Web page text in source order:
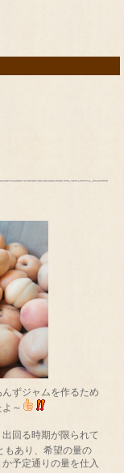
ずジャムを作るため
～
回る時期が限られて
もあり、希望の量の
予定通りの量を仕入